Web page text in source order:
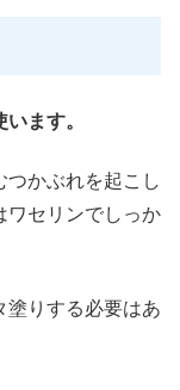
ます。
つかぶれを起こし
ワセリンでしっか
塗りする必要はあ